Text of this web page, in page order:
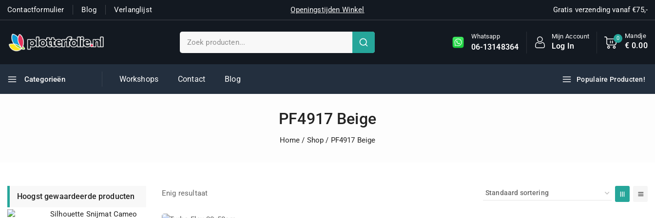
Contactformulier Blog Verlanglijst Openingstijden Winkel Gratis verzending vanaf €75,-
Whatsapp
06-13148364
Mijn Account
Log In
0 Mandje
€ 0.00
Categorieën Workshops Contact Blog Populaire Producten!
PF4917 Beige
Home / Shop / PF4917 Beige
Enig resultaat
Hoogst gewaardeerde producten
Silhouette Snijmat Cameo